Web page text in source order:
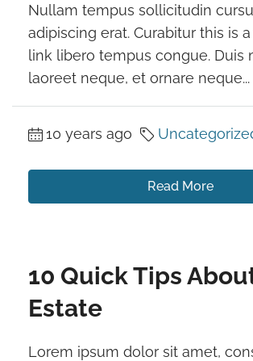
Nullam tempus sollicitudin
adipiscing erat. Curabitur this is
link libero tempus congue. Duis
laoreet neque, et ornare neque...
10 years ago
Read More
10 Quick Tips
Estate
Lorem ipsum dolor sit amet,